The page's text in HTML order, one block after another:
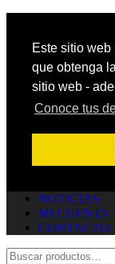
Este sitio
que obtenga
sitio web -
Conoce tus
Cambiar navegación
JOYERÍA
NOTICIAS
MI CUENTA
CONTACTO